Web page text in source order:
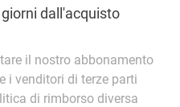
dall'acquisto
il nostro abbonamento
i venditori di terze parti
di rimborso diversa